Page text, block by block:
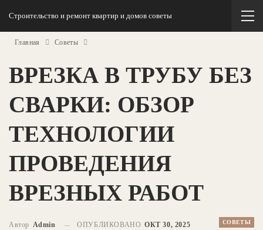
Строительство и ремонт квартир и домов советы
Главная Советы
ВРЕЗКА В ТРУБУ БЕЗ
СВАРКИ: ОБЗОР
ТЕХНОЛОГИИ
ПРОВЕДЕНИЯ
ВРЕЗНЫХ РАБОТ
СОВЕТЫ
Автор Admin ОПУБЛИКОВАНО ОКТ 30, 2025